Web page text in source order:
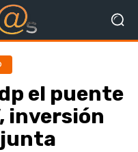
el puente
inversión